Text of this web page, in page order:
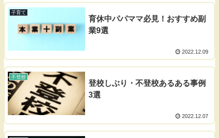
子育て
育休中パパママ必見！おすすめ副
業9選
2022.12.09
不登校
登校しぶり・不登校あるある事例
3選
2022.12.07